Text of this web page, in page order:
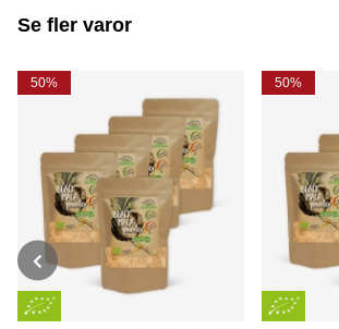
Se fler varor
50% 50%